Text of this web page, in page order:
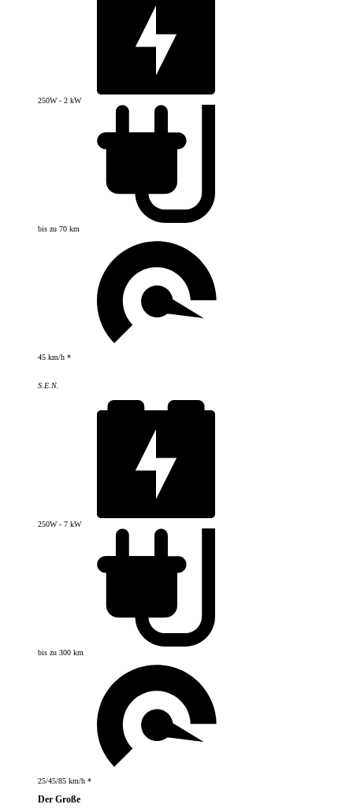
250W - 2 kW
bis zu 70 km
45 km/h *
S.E.N.
250W - 7 kW
bis zu 300 km
25/45/85 km/h *
Der Große